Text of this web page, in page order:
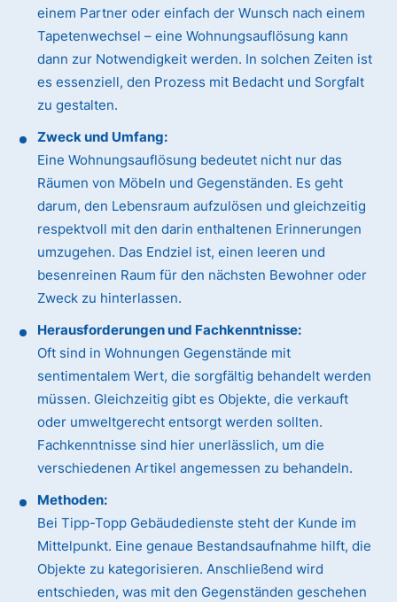
einem Partner oder einfach der Wunsch nach einem
Tapetenwechsel – eine Wohnungsauflösung kann
dann zur Notwendigkeit werden. In solchen Zeiten ist
es essenziell, den Prozess mit Bedacht und Sorgfalt
zu gestalten.
Zweck und Umfang:
Eine Wohnungsauflösung bedeutet nicht nur das
Räumen von Möbeln und Gegenständen. Es geht
darum, den Lebensraum aufzulösen und gleichzeitig
respektvoll mit den darin enthaltenen Erinnerungen
umzugehen. Das Endziel ist, einen leeren und
besenreinen Raum für den nächsten Bewohner oder
Zweck zu hinterlassen.
Herausforderungen und Fachkenntnisse:
Oft sind in Wohnungen Gegenstände mit
sentimentalem Wert, die sorgfältig behandelt werden
müssen. Gleichzeitig gibt es Objekte, die verkauft
oder umweltgerecht entsorgt werden sollten.
Fachkenntnisse sind hier unerlässlich, um die
verschiedenen Artikel angemessen zu behandeln.
Methoden:
Bei Tipp-Topp Gebäudedienste steht der Kunde im
Mittelpunkt. Eine genaue Bestandsaufnahme hilft, die
Objekte zu kategorisieren. Anschließend wird
entschieden, was mit den Gegenständen geschehen